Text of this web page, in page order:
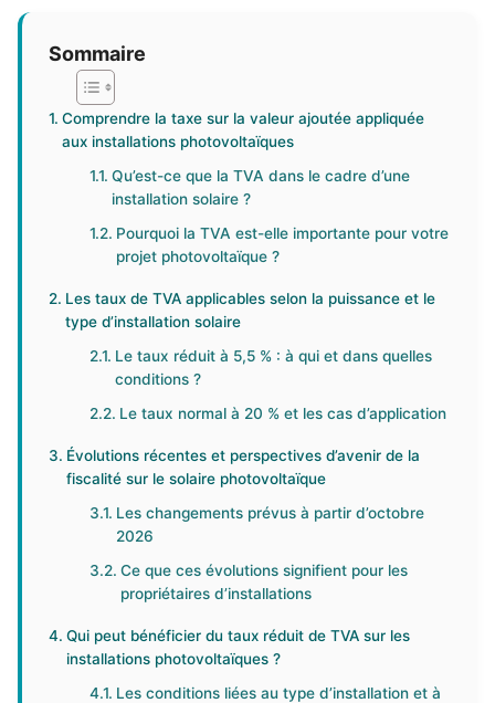
Sommaire
Comprendre la taxe sur la valeur ajoutée appliquée
aux installations photovoltaïques
Qu’est-ce que la TVA dans le cadre d’une
installation solaire ?
Pourquoi la TVA est-elle importante pour votre
projet photovoltaïque ?
Les taux de TVA applicables selon la puissance et le
type d’installation solaire
Le taux réduit à 5,5 % : à qui et dans quelles
conditions ?
Le taux normal à 20 % et les cas d’application
Évolutions récentes et perspectives d’avenir de la
fiscalité sur le solaire photovoltaïque
Les changements prévus à partir d’octobre
2026
Ce que ces évolutions signifient pour les
propriétaires d’installations
Qui peut bénéficier du taux réduit de TVA sur les
installations photovoltaïques ?
Les conditions liées au type d’installation et à